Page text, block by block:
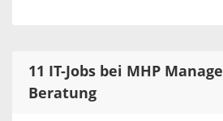
11 IT-Jobs bei MHP
Beratung